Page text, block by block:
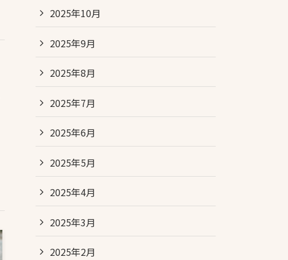
2025年10月
2025年9月
2025年8月
2025年7月
2025年6月
2025年5月
2025年4月
2025年3月
2025年2月